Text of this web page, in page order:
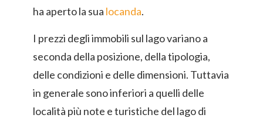
ha aperto la sua locanda.
I prezzi degli immobili sul lago variano a
seconda della posizione, della tipologia,
delle condizioni e delle dimensioni. Tuttavia
in generale sono inferiori a quelli delle
località più note e turistiche del lago di